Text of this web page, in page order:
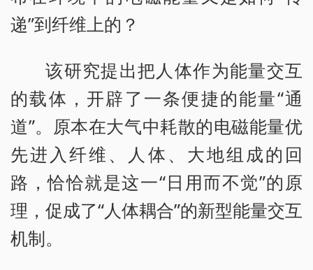
递”到纤维上的？
该研究提出把人体作为能量交互
的载体，开辟了一条便捷的能量“通
道”。原本在大气中耗散的电磁能量优
先进入纤维、人体、大地组成的回
路，恰恰就是这一“日用而不觉”的原
理，促成了“人体耦合”的新型能量交互
机制。